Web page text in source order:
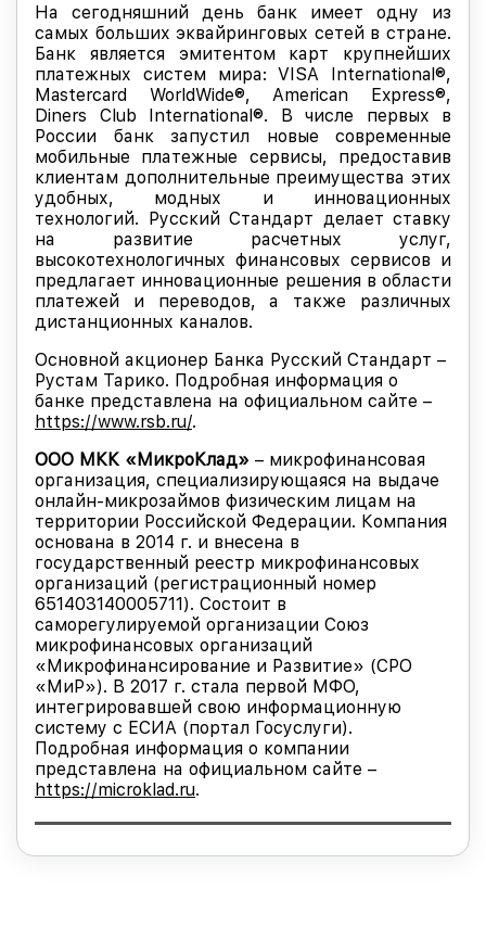
На сегодняшний день банк имеет одну из
самых больших эквайринговых сетей в стране.
Банк является эмитентом карт крупнейших
платежных систем мира: VISA International®,
Masterсard WorldWide®, American Еxpress®,
Diners Club International®. В числе первых в
России банк запустил новые современные
мобильные платежные сервисы, предоставив
клиентам дополнительные преимущества этих
удобных, модных и инновационных
технологий. Русский Стандарт делает ставку
на развитие расчетных услуг,
высокотехнологичных финансовых сервисов и
предлагает инновационные решения в области
платежей и переводов, а также различных
дистанционных каналов.
Основной акционер Банка Русский Стандарт –
Рустам Тарико. Подробная информация о
банке представлена на официальном сайте –
https://www.rsb.ru/.
ООО МКК «МикроКлад» – микрофинансовая
организация, специализирующаяся на выдаче
онлайн-микрозаймов физическим лицам на
территории Российской Федерации. Компания
основана в 2014 г. и внесена в
государственный реестр микрофинансовых
организаций (регистрационный номер
651403140005711). Состоит в
саморегулируемой организации Союз
микрофинансовых организаций
«Микрофинансирование и Развитие» (СРО
«МиР»). В 2017 г. стала первой МФО,
интегрировавшей свою информационную
систему с ЕСИА (портал Госуслуги).
Подробная информация о компании
представлена на официальном сайте –
https://microklad.ru.